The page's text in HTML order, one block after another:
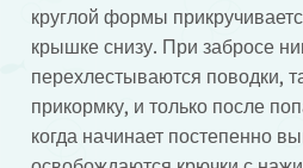
круглой формы
крышке снизу. При забросе
перехлестываются поводки,
прикормку, и только после
когда начинает постепенно